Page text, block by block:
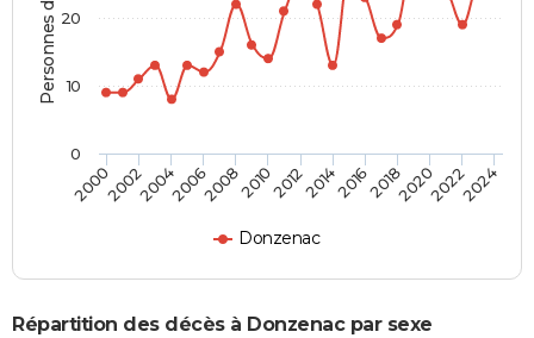
Donzenac
2000200220042006200820102012201420162018202020222024
10
20
0
Répartition des décès à Donzenac par sexe